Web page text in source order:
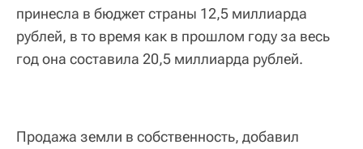
принесла в бюджет страны 12,5 миллиарда
рублей, в то время как в прошлом году за весь
год она составила 20,5 миллиарда рублей.
Продажа земли в собственность, добавил